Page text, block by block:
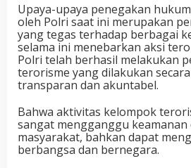
Upaya-upaya penegakan
oleh Polri saat ini merupakan
yang tegas terhadap berbagai
selama ini menebarkan aksi
Polri telah berhasil melakukan
terorisme yang dilakukan
transparan dan akuntabel.
Bahwa aktivitas kelompok
sangat mengganggu
masyarakat, bahkan dapat
berbangsa dan bernegara.